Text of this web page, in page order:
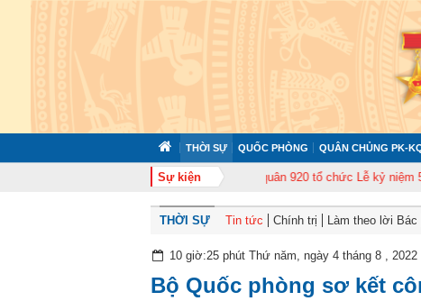
THỜI SỰ QUỐC PHÒNG QUÂN CHỦNG PK-
Sự kiện
Trung đoàn Không quân 920 tổ chức Lễ kỷ niệm 50
THỜI SỰ Tin tức Chính trị Làm theo lời Bác
10 giờ:25 phút Thứ năm, ngày 4 tháng 8 , 2022
Bộ Quốc phòng sơ kết